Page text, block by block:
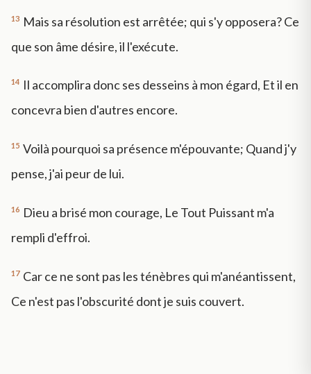
13 Mais sa résolution est arrêtée; qui s'y opposera? Ce
que son âme désire, il l'exécute.
14 Il accomplira donc ses desseins à mon égard, Et il en
concevra bien d'autres encore.
15 Voilà pourquoi sa présence m'épouvante; Quand j'y
pense, j'ai peur de lui.
16 Dieu a brisé mon courage, Le Tout Puissant m'a
rempli d'effroi.
17 Car ce ne sont pas les ténèbres qui m'anéantissent,
Ce n'est pas l'obscurité dont je suis couvert.